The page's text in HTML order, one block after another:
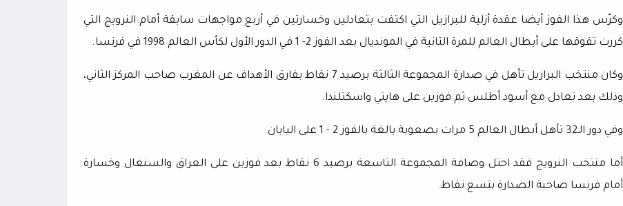
وكرّس هذا الفوز أيضا عقدة أزلية للبرازيل التي اكتفت بتعادلين وخسارتين في أربع مواجهات سابقة أمام النرويج التي
كررت تفوقها على أبطال العالم للمرة الثانية في المونديال بعد الفوز 2- 1 في الدور الأول لكأس العالم 1998 في فرنسا.
وكان منتخب البرازيل تأهل في صدارة المجموعة الثالثة برصيد 7 نقاط بفارق الأهداف عن المغرب صاحب المركز الثاني،
وذلك بعد تعادل مع أسود أطلس ثم فوزين على هايتي واسكتلندا.
وفي دور الـ32 تأهل أبطال العالم 5 مرات بصعوبة بالغة بالفوز 2 - 1 على اليابان.
أما منتخب النرويج فقد احتل وصافة المجموعة التاسعة برصيد 6 نقاط بعد فوزين على العراق والسنغال وخسارة
أمام فرنسا صاحبة الصدارة بتسع نقاط.